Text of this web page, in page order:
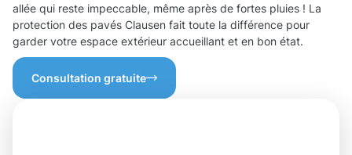
allée qui reste impeccable, même après de fortes pluies ! La
protection des pavés Clausen fait toute la différence pour
garder votre espace extérieur accueillant et en bon état.
Consultation gratuite